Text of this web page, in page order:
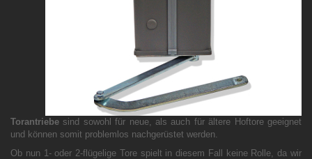
Torantriebe sind sowohl für neue, als auch für ältere Hoftore geeignet
und können somit problemlos nachgerüstet werden.
Ob nun 1- oder 2-flügelige Tore spielt in diesem Fall keine Rolle, da wir